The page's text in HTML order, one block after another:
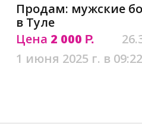
Продам: мужские
в Туле
Цена 2 000 Р.
1 июня 2025 г. в 09:22